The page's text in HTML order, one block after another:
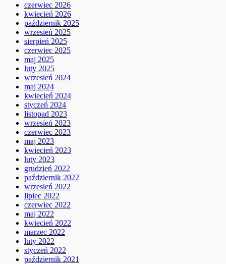
czerwiec 2026
kwiecień 2026
październik 2025
wrzesień 2025
sierpień 2025
czerwiec 2025
maj 2025
luty 2025
wrzesień 2024
maj 2024
kwiecień 2024
styczeń 2024
listopad 2023
wrzesień 2023
czerwiec 2023
maj 2023
kwiecień 2023
luty 2023
grudzień 2022
październik 2022
wrzesień 2022
lipiec 2022
czerwiec 2022
maj 2022
kwiecień 2022
marzec 2022
luty 2022
styczeń 2022
październik 2021